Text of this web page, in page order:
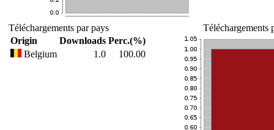
Téléchargements par pays
Origin
Downloads Perc.(%)
Belgium
1.0 100.00
Téléchargements